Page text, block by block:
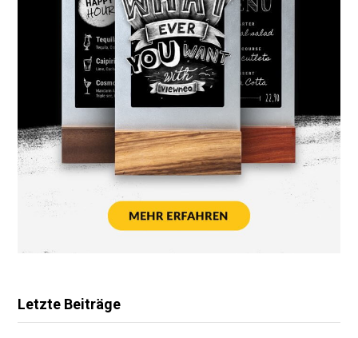
Letzte Beiträge